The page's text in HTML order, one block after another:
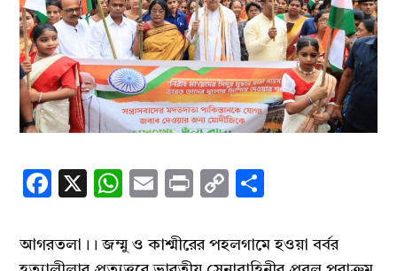
Facebook
X WhatsApp
EmailPrintCopy
আগরতলা।। জম্মু ও কাশ্মীরের পহলগামে হওয়া বর্বর